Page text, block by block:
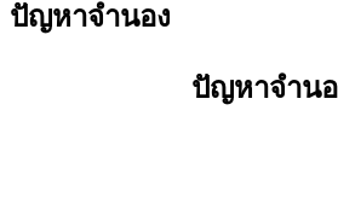
ปัญหาจำนอง
ปัญหาจำน